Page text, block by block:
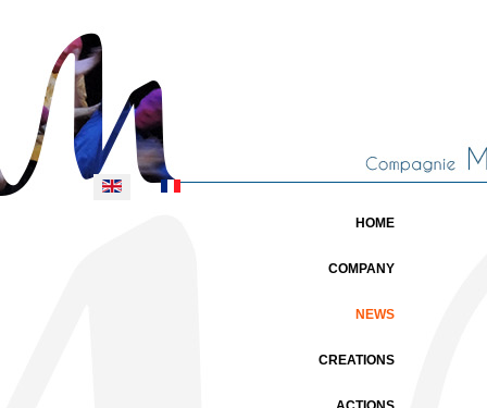
Select your language
HOME
COMPANY
NEWS
CREATIONS